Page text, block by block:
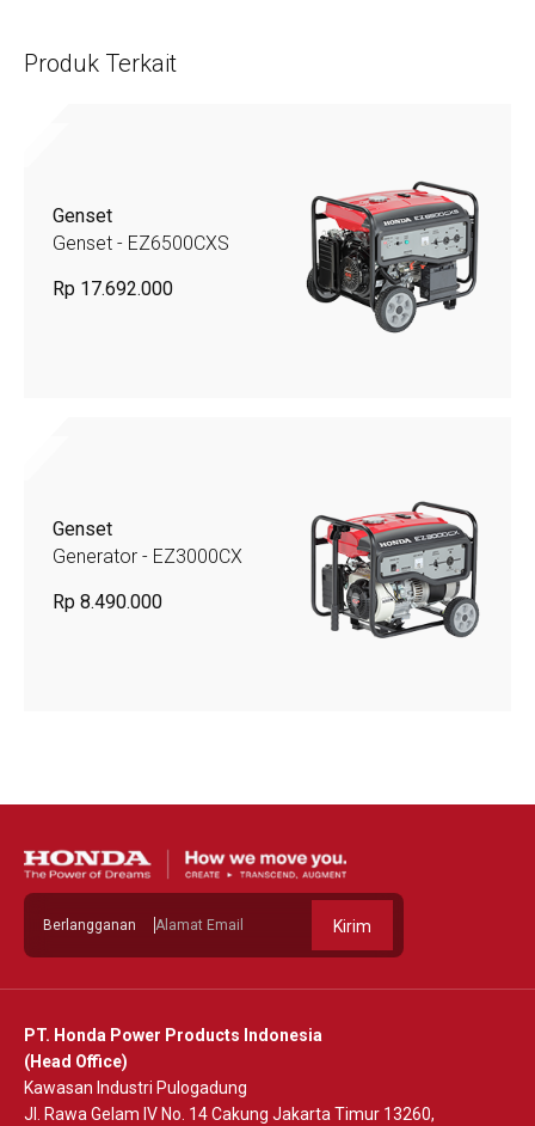
Produk Terkait
Genset
Genset - EZ6500CXS
Rp 17.692.000
Genset
Generator - EZ3000CX
Rp 8.490.000
Berlangganan Kirim
PT. Honda Power Products Indonesia
(Head Office)
Kawasan Industri Pulogadung
Jl. Rawa Gelam IV No. 14 Cakung Jakarta Timur 13260,